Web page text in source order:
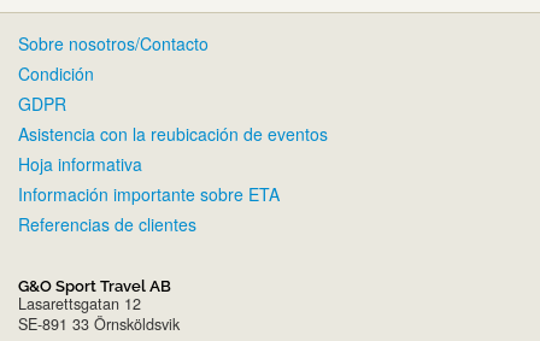
Sobre nosotros/Contacto
Condición
GDPR
Asistencia con la reubicación de eventos
Hoja informativa
Información importante sobre ETA
Referencias de clientes
G&O Sport Travel AB
Lasarettsgatan 12
SE-891 33 Örnsköldsvik